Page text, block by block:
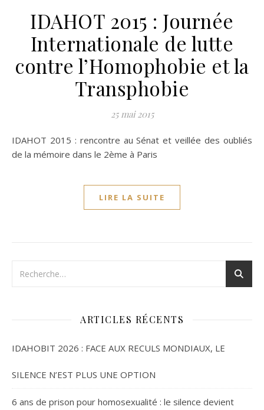
IDAHOT 2015 : Journée
Internationale de lutte
contre l’Homophobie et la
Transphobie
25 mai 2015
IDAHOT 2015 : rencontre au Sénat et veillée des oubliés
de la mémoire dans le 2ème à Paris
LIRE LA SUITE
ARTICLES RÉCENTS
IDAHOBIT 2026 : FACE AUX RECULS MONDIAUX, LE
SILENCE N’EST PLUS UNE OPTION
6 ans de prison pour homosexualité : le silence devient